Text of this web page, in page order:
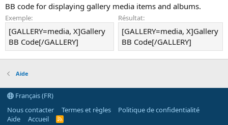
BB code for displaying gallery media items and albums.
Exemple:
[GALLERY=media, X]Gallery
BB Code[/GALLERY]
Résultat:
[GALLERY=media, X]Gallery
BB Code[/GALLERY]
Aide
Français (FR)
Nous contacter
Termes et règles
Politique de confidentialité
Aide
Accueil
R